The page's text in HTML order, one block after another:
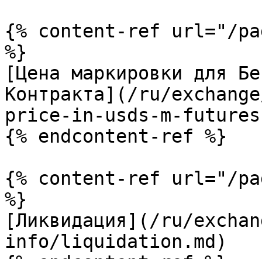
{% content-ref url="/
%}
[Цена маркировки для
Контракта](/ru/
price-in-usds-m-
{% endcontent-ref %}
{% content-ref url="/
%}
[Ликвидация](/ru/
info/liquidation.md)